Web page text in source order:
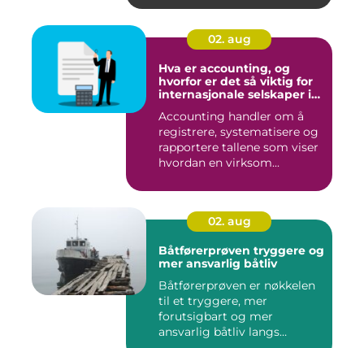
02. aug
Hva er accounting, og
hvorfor er det så viktig for
internasjonale selskaper i
Accounting handler om å
registrere, systematisere og
rapportere tallene som viser
hvordan en virksom...
02. aug
Båtførerprøven tryggere og
mer ansvarlig båtliv
Båtførerprøven er nøkkelen
til et tryggere, mer
forutsigbart og mer
ansvarlig båtliv langs